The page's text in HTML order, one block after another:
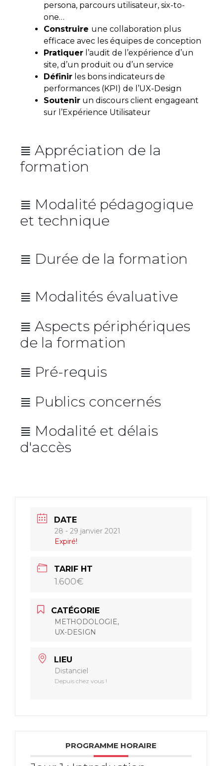
persona, parcours utilisateur, six-to-
one…
Construire une collaboration plus
efficace avec les équipes de conception
Pratiquer l’audit de l’expérience d’un
site, d’un produit ou d’un service
Définir les bons indicateurs de
performances (KPI) de l’UX-Design
Soutenir un discours client engageant
sur l’Expérience Utilisateur
≣ Appréciation de la
formation
3,8/4
≣ Modalité pédagogique
et technique
faire de nos consultants et illustrées de
leurs retours d’expérience.
Répartition
théorie & 60% de pratique
Mise en pratique
Échanges
Matériel pédagogique :
≣ Durée de la formation
jours consécutifs
≣ Modalités évaluative
≣ Aspects périphériques
de la formation
Repas
≣ Pré-requis
expérience
Avoir un intérêt
≣ Publics concernés
≣ Modalité et délais
d'accès
DATE
28 - 29 janvier 2021
Expiré!
TARIF HT
1.600€
CATÉGORIE
METHODOLOGIE,
UX-DESIGN
LIEU
Distanciel
Depuis chez vous !
PROGRAMME HORAIRE